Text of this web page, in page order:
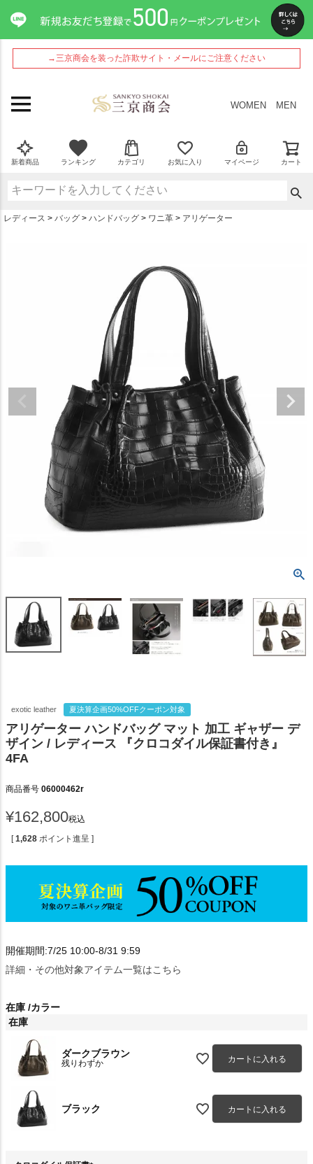
→三京商会を装った詐欺サイト・メールにご注意ください
WOMEN MEN
新着商品 ランキング カテゴリ お気に入り マイページ カート
レディース バッグ ハンドバッグ ワニ革 アリゲーター
exotic leather 夏決算企画50%OFFクーポン対象
アリゲーター ハンドバッグ マット 加工 ギャザー デ
ザイン / レディース 『クロコダイル保証書付き』
4FA
商品番号 06000462r
¥162,800税込
[ 1,628 ポイント進呈 ]
開催期間:7/25 10:00-8/31 9:59
詳細・その他対象アイテム一覧はこちら
在庫 カラー
在庫
ダークブラウン
残りわずか カートに入れる
ブラック カートに入れる
ペー
ジト
ップ
へ